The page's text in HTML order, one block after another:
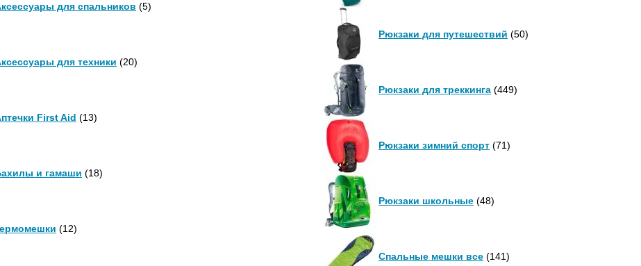
для спальников (5)
для техники (20)
First Aid (13)
и гамаши (18)
(12)
Рюкзаки для путешествий (50)
Рюкзаки для треккинга (449)
Рюкзаки зимний спорт (71)
Рюкзаки школьные (48)
Спальные мешки все (141)